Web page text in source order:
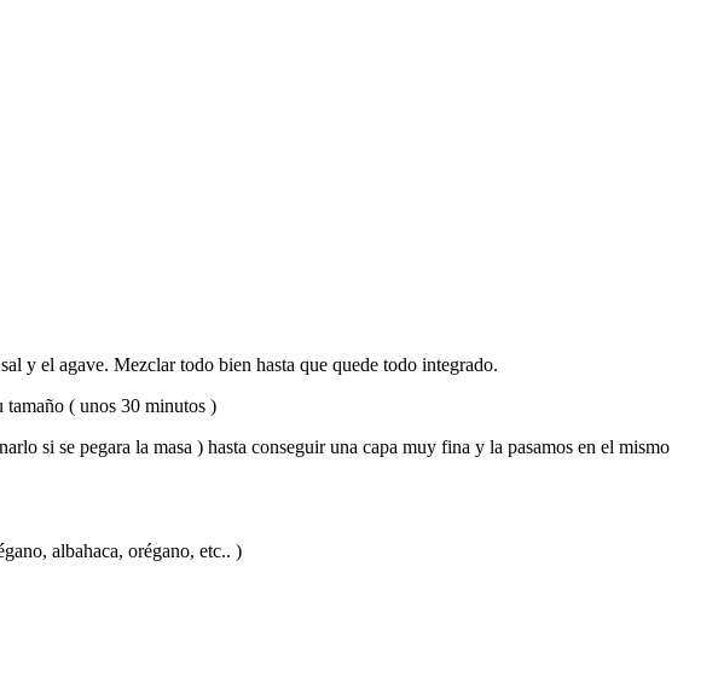
y el agave. Mezclar todo bien hasta que quede todo integrado.
tamaño ( unos 30 minutos )
si se pegara la masa ) hasta conseguir una capa muy fina y la pasamos en el mismo
albahaca, orégano, etc.. )